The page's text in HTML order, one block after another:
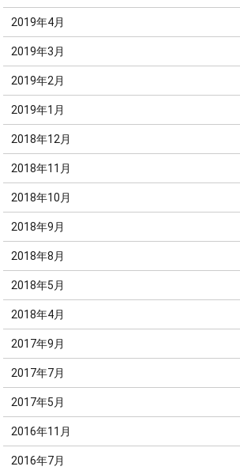
2019年4月
2019年3月
2019年2月
2019年1月
2018年12月
2018年11月
2018年10月
2018年9月
2018年8月
2018年5月
2018年4月
2017年9月
2017年7月
2017年5月
2016年11月
2016年7月